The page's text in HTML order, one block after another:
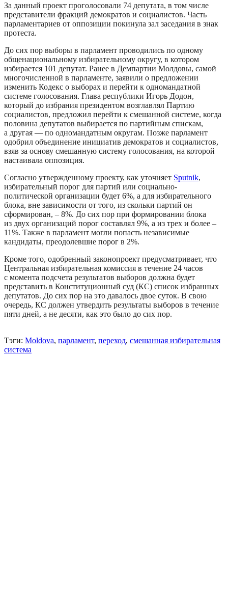
За данный проект проголосовали 74 депутата, в том числе
представители фракций демократов и социалистов. Часть
парламентариев от оппозиции покинула зал заседания в знак
протеста.
До сих пор выборы в парламент проводились по одному
общенациональному избирательному округу, в котором
избирается 101 депутат. Ранее в Демпартии Молдовы, самой
многочисленной в парламенте, заявили о предложении
изменить Кодекс о выборах и перейти к одномандатной
системе голосования. Глава республики Игорь Додон,
который до избрания президентом возглавлял Партию
социалистов, предложил перейти к смешанной системе, когда
половина депутатов выбирается по партийным спискам,
а другая — по одномандатным округам. Позже парламент
одобрил объединение инициатив демократов и социалистов,
взяв за основу смешанную систему голосования, на которой
настаивала оппозиция.
Согласно утвержденному проекту, как уточняет Sputnik,
избирательный порог для партий или социально-
политической организации будет 6%, а для избирательного
блока, вне зависимости от того, из скольки партий он
сформирован, – 8%. До сих пор при формировании блока
из двух организаций порог составлял 9%, а из трех и более –
11%. Также в парламент могли попасть независимые
кандидаты, преодолевшие порог в 2%.
Кроме того, одобренный законопроект предусматривает, что
Центральная избирательная комиссия в течение 24 часов
с момента подсчета результатов выборов должна будет
представить в Конституционный суд (КС) список избранных
депутатов. До сих пор на это давалось двое суток. В свою
очередь, КС должен утвердить результаты выборов в течение
пяти дней, а не десяти, как это было до сих пор.
Тэги: Moldova, парламент, переход, смешанная избирательная
система